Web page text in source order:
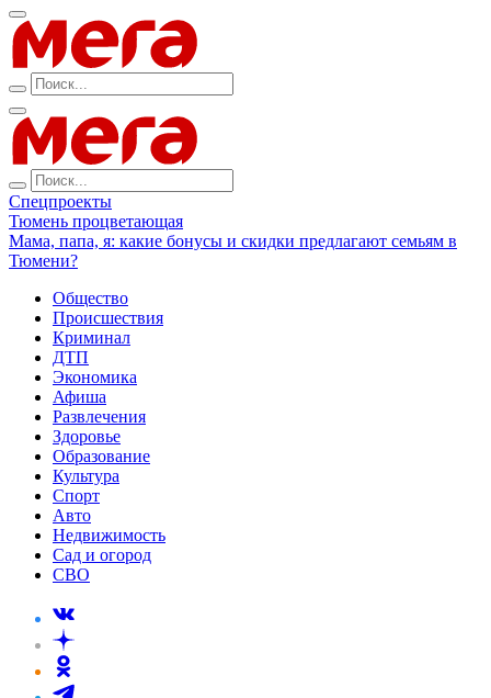
Спецпроекты
Тюмень процветающая
Мама, папа, я: какие бонусы и скидки предлагают семьям в
Тюмени?
Общество
Происшествия
Криминал
ДТП
Экономика
Афиша
Развлечения
Здоровье
Образование
Культура
Спорт
Авто
Недвижимость
Сад и огород
СВО